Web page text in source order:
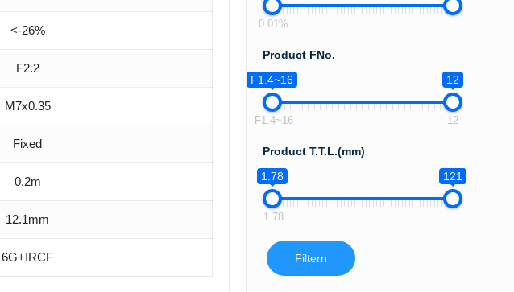
<-26%
F2.2
M7x0.35
Fixed
0.2m
12.1mm
6G+IRCF
0.01%
Product FNo.
F1.4~16
12
F1.4~16 12
Product T.T.L.(mm)
1.78
121
1.78
Filtern